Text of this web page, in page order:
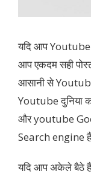
यदि आप
आप एकदम सही
आसानी से
Youtube दुनिया
और youtube
Search engine
यदि आप अकेले बैठे हैं